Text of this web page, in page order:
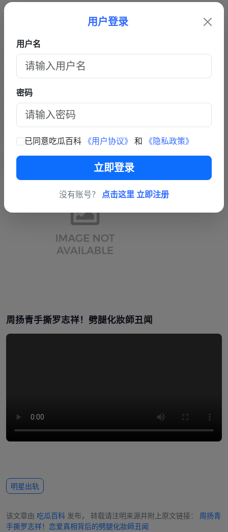
周扬青手撕罗志祥！劈腿化妝師丑闻
明星出轨
该文章由 吃瓜百科 发布， 转载请注明来源并附上原文链接： 周扬青
手撕罗志祥！恋爱真相背后的劈腿化妝師丑闻
用户登录
用户名
密码
已同意吃瓜百科 《用户协议》 和 《隐私政策》
立即登录
没有账号？ 点击这里 立即注册